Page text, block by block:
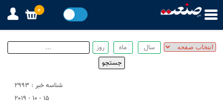
شناسه خبر : 2993
15 - 10 - 2019
0